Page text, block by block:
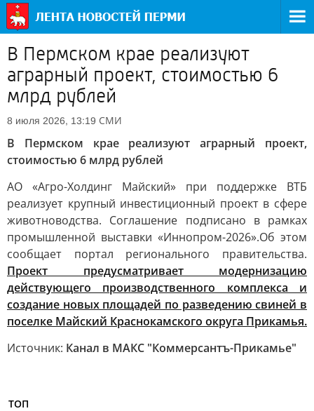
В Пермском крае реализуют
аграрный проект, стоимостью 6
млрд рублей
8 июля 2026, 13:19 СМИ
В Пермском крае реализуют аграрный проект,
стоимостью 6 млрд рублей
АО «Агро-Холдинг Майский» при поддержке ВТБ
реализует крупный инвестиционный проект в сфере
животноводства. Соглашение подписано в рамках
промышленной выставки «Иннопром-2026».Об этом
сообщает портал регионального правительства.
Проект предусматривает модернизацию
действующего производственного комплекса и
создание новых площадей по разведению свиней в
поселке Майский Краснокамского округа Прикамья.
Источник: Канал в МАКС "Коммерсантъ-Прикамье"
ТОП